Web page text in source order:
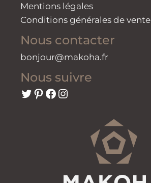
Mentions légales
Conditions générales de vente
Nous contacter
bonjour@makoha.fr
Nous suivre
Twitter
Pinterest
Facebook
Instagram